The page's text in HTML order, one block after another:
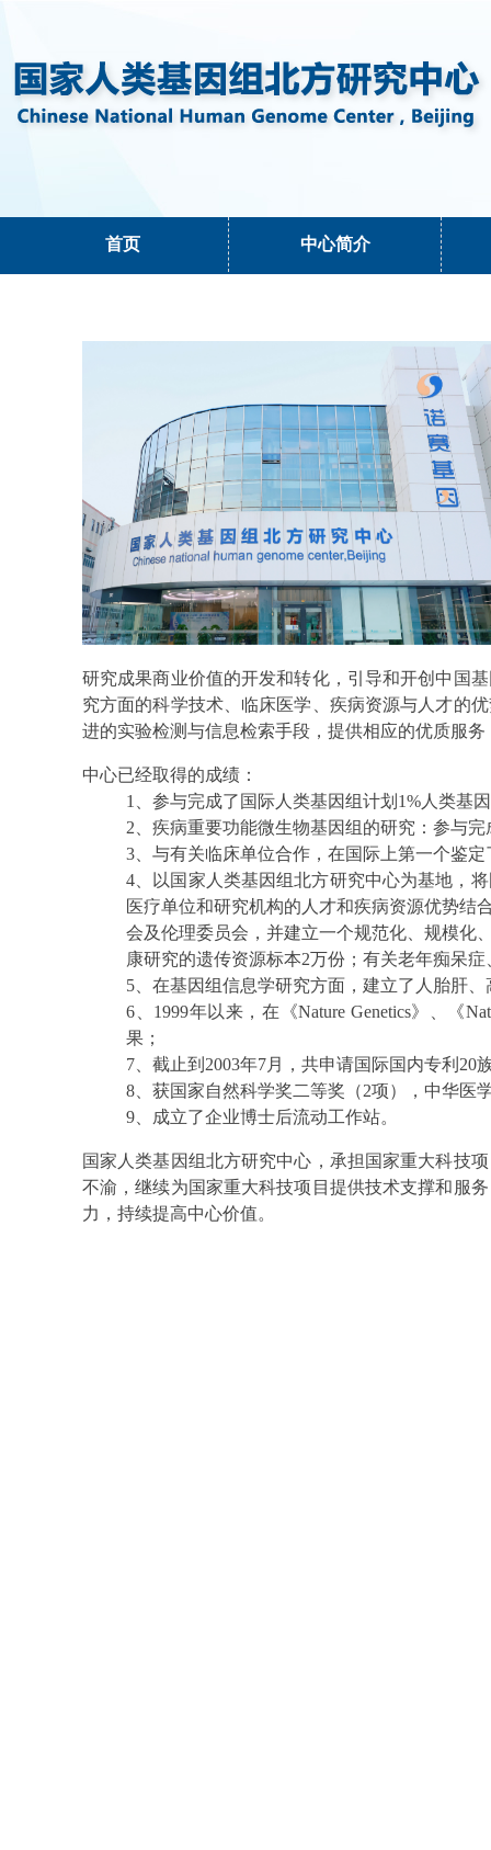
首页 中心简介
研究成果商业价值的开发和转化，引导和开创中国
究方面的科学技术、临床医学、疾病资源与人才的
进的实验检测与信息检索手段，提供相应的优质服
中心已经取得的成绩：
1、参与完成了国际人类基因组计划1%人类基
2、疾病重要功能微生物基因组的研究：参与
3、与有关临床单位合作，在国际上第一个鉴
4、以国家人类基因组北方研究中心为基地，
医疗单位和研究机构的人才和疾病资源优势结
会及伦理委员会，并建立一个规范化、规模化
康研究的遗传资源标本2万份；有关老年痴呆
5、在基因组信息学研究方面，建立了人胎肝
6、1999年以来，在《Nature Genetics》、《
果；
7、截止到2003年7月，共申请国际国内专利20
8、获国家自然科学奖二等奖（2项），中华医
9、成立了企业博士后流动工作站。
国家人类基因组北方研究中心，承担国家重大科技
不渝，继续为国家重大科技项目提供技术支撑和服
力，持续提高中心价值。